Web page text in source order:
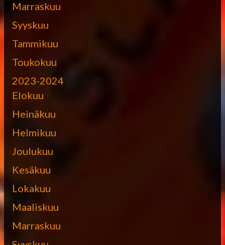
Marraskuu
Syyskuu
Tammikuu
Toukokuu
2023-2024
Elokuu
Heinäkuu
Helmikuu
Joulukuu
Kesäkuu
Lokakuu
Maaliskuu
Marraskuu